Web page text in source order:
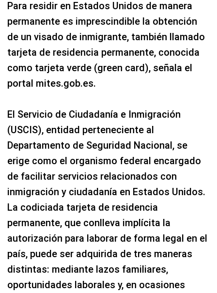
Para residir en Estados Unidos de manera
permanente es imprescindible la obtención
de un visado de inmigrante, también llamado
tarjeta de residencia permanente, conocida
como tarjeta verde (green card), señala el
portal mites.gob.es.
El Servicio de Ciudadanía e Inmigración
(USCIS), entidad perteneciente al
Departamento de Seguridad Nacional, se
erige como el organismo federal encargado
de facilitar servicios relacionados con
inmigración y ciudadanía en Estados Unidos.
La codiciada tarjeta de residencia
permanente, que conlleva implícita la
autorización para laborar de forma legal en el
país, puede ser adquirida de tres maneras
distintas: mediante lazos familiares,
oportunidades laborales y, en ocasiones